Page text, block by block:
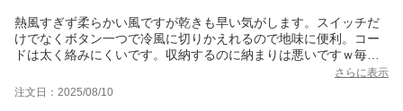
熱風すぎず柔らかい風ですが乾きも早い気がします。スイッチだ
けでなくボタン一つで冷風に切りかえれるので地味に便利。コー
ドは太く絡みにくいです。収納するのに納まりは悪いですｗ毎日
使っていて気づいたのですが、ハンドルを開くたびに反動で？ほ
ぼ毎回ノズルが吹っ飛ぶので抑えながら開くようにしていますｗ
ボタンでは冷風は来ますがスイッチで冷風に切り替えても冷風に
さらに表示
注文日：2025/08/10